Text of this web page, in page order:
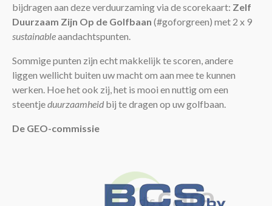
bijdragen aan deze verduurzaming via de scorekaart: Zelf
Duurzaam Zijn Op de Golfbaan (#goforgreen) met 2 x 9
sustainableaandachtspunten.
Sommige punten zijn echt makkelijk te scoren, andere
liggen wellicht buiten uw macht om aan mee te kunnen
werken. Hoe het ook zij, het is mooi en nuttig om een
steentjeduurzaamheid bij te dragen op uw golfbaan.
De GEO-commissie